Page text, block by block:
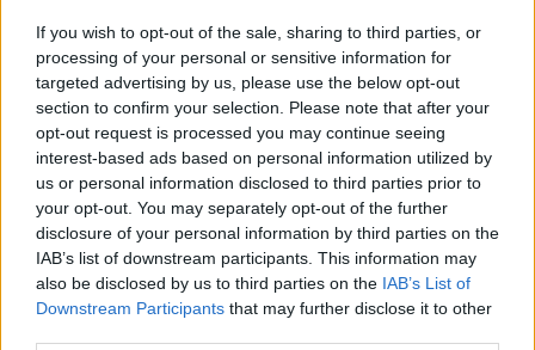
If you wish to opt-out of the sale, sharing to third parties, or
processing of your personal or sensitive information for
targeted advertising by us, please use the below opt-out
section to confirm your selection. Please note that after your
opt-out request is processed you may continue seeing
interest-based ads based on personal information utilized by
us or personal information disclosed to third parties prior to
your opt-out. You may separately opt-out of the further
disclosure of your personal information by third parties on the
IAB’s list of downstream participants. This information may
also be disclosed by us to third parties on the IAB’s List of
Downstream Participants that may further disclose it to other
kamionçinën e parë
posaçërisht për SHBA-në